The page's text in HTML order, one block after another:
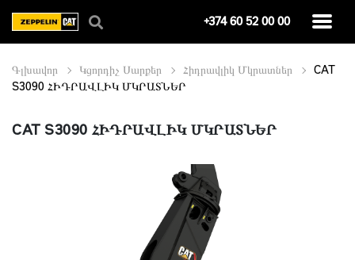
+374 60 52 00 00
Գլխավոր Կցորդիչ Սարքեր Հիդրավլիկ Մկրատներ
CAT
S3090 ՀԻԴՐԱՎԼԻԿ ՄԿՐԱՏՆԵՐ
CAT S3090 ՀԻԴՐԱՎԼԻԿ ՄԿՐԱՏՆԵՐ